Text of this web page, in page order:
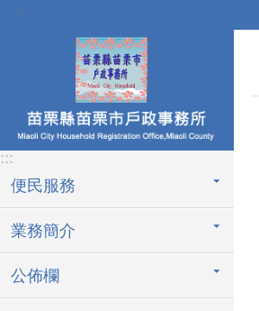
跳到主要內容區塊
:::
:::
便民服務
業務簡介
公佈欄